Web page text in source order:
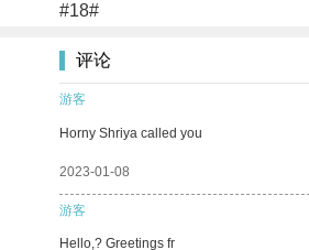
#18#
评论
游客
Horny Shriya called you
2023-01-08
游客
Hello,? Greetings fr